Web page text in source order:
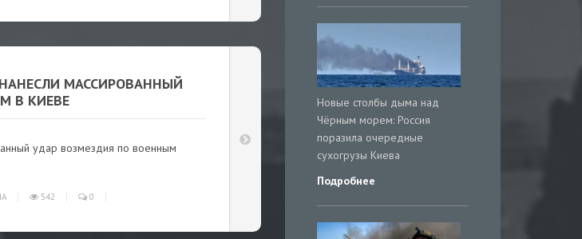
МАССИРОВАННЫЙ
В КИЕВЕ
удар возмездия по военным
542 0
Новые столбы дыма над
Чёрным морем: Россия
поразила очередные
сухогрузы Киева
Подробнее